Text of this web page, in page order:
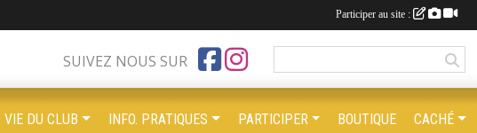
SUIVEZ NOUS SUR
VIE DU CLUB INFO. PRATIQUES PARTICIPER BOUTIQUE CACHÉ
Participer au site :